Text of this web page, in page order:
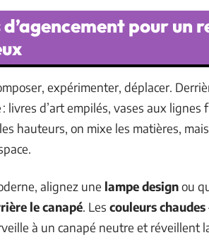
d’agencement pour un
expérimenter, déplacer.
livres d’art empilés, vases aux
hauteurs, on mixe les matières,
alignez une lampe designou
le canapé. Les couleurs chaudes
à un canapé neutre et réveillent